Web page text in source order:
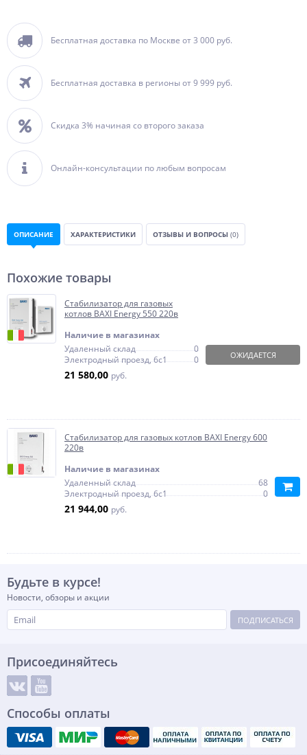
Бесплатная доставка по Москве от 3 000 руб.
Бесплатная доставка в регионы от 9 999 руб.
Скидка 3% начиная со второго заказа
Онлайн-консультации по любым вопросам
ОПИСАНИЕ ХАРАКТЕРИСТИКИ ОТЗЫВЫ И ВОПРОСЫ (0)
Похожие товары
Стабилизатор для газовых
котлов BAXI Energy 550 220в
Наличие в магазинах
Удаленный склад
0
Электродный проезд, 6с1
0
21 580,00 руб.
ОЖИДАЕТСЯ
Стабилизатор для газовых котлов BAXI Energy 600
220в
Наличие в магазинах
Удаленный склад
68
Электродный проезд, 6с1
0
21 944,00 руб.
Будьте в курсе!
Новости, обзоры и акции
ПОДПИСАТЬСЯ
Присоединяйтесь
Способы оплаты